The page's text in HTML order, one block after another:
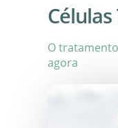
O
agora